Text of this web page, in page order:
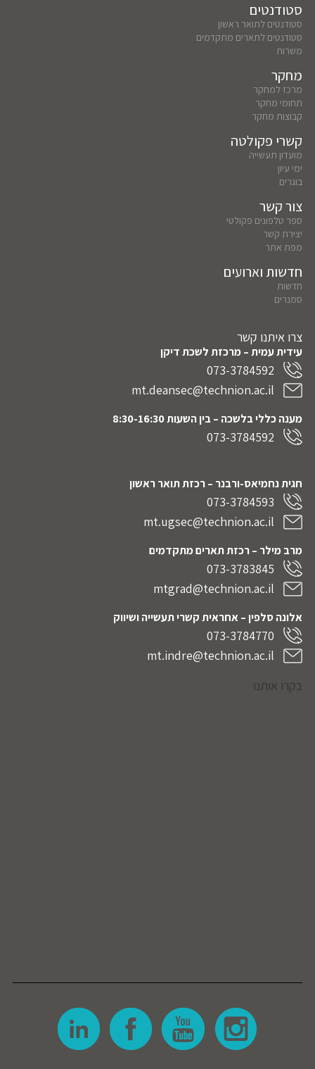
סטודנטים
סטודנטים לתואר ראשון
סטודנטים לתארים מתקדמים
משרות
מחקר
מרכז למחקר
תחומי מחקר
קבוצות מחקר
קשרי פקולטה
מועדון תעשייה
ימי עיון
בוגרים
צור קשר
ספר טלפונים פקולטי
יצירת קשר
מפת אתר
חדשות וארועים
חדשות
סמנרים
צרו איתנו קשר
עידית עמית – מרכזת לשכת דיקן
073-3784592
mt.deansec@technion.ac.il
מענה כללי בלשכה – בין השעות 8:30-16:30
073-3784592
חגית נחמיאס-ורבנר – רכזת תואר ראשון
073-3784593
mt.ugsec@technion.ac.il
מרב מילר – רכזת תארים מתקדמים
073-3783845
mtgrad@technion.ac.il
אלונה סלפין – אחראית קשרי תעשייה ושיווק
073-3784770
mt.indre@technion.ac.il
בקרו אותנו